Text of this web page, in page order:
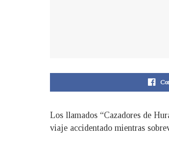
Los llamados “Cazadores de
viaje accidentado mientras